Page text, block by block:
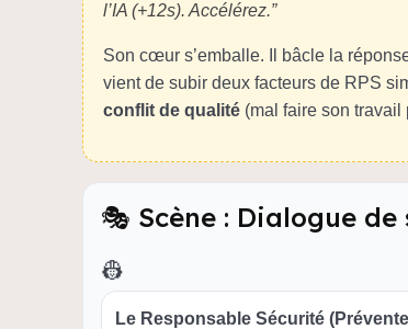
l’IA (+12s). Accélérez.”
Son cœur s’emballe. Il bâcle la
vient de subir deux facteurs de RPS
conflit de qualité(mal faire son travail
🎭 Scène : Dialogue de
👷
Le Responsable Sécurité